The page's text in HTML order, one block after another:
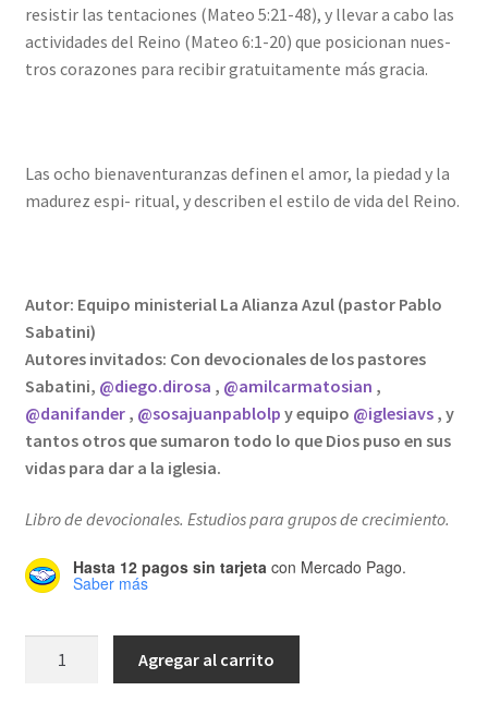
resistir las tentaciones (Mateo 5:21-48), y llevar a cabo las
actividades del Reino (Mateo 6:1-20) que posicionan nues-
tros corazones para recibir gratuitamente más gracia.
Las ocho bienaventuranzas definen el amor, la piedad y la
madurez espi- ritual, y describen el estilo de vida del Reino.
Autor: Equipo ministerial La Alianza Azul (pastor Pablo
Sabatini)
Autores invitados: Con devocionales de los pastores
Sabatini, @diego.dirosa , @amilcarmatosian ,
@danifander, @sosajuanpablolp y equipo @iglesiavs, y
tantos otros que sumaron todo lo que Dios puso en sus
vidas para dar a la iglesia.
Libro de devocionales. Estudios para grupos de crecimiento.
Hasta 12 pagos sin tarjetacon Mercado Pago.
Saber más
Agregar al carrito